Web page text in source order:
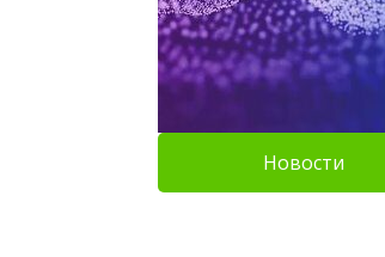
Новости